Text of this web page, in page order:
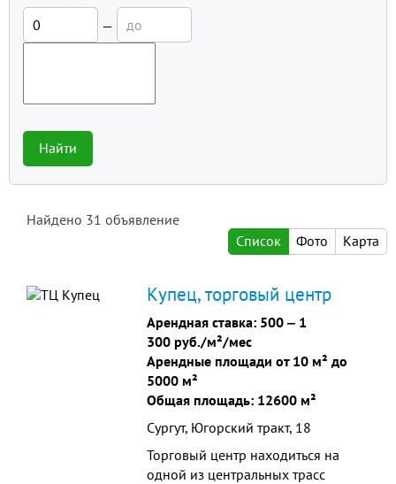
—
Найти
Найдено 31 объявление
Список
Фото Карта
Купец, торговый центр
Арендная ставка: 500 ‒ 1
300 руб./м²/мес
Арендные площади от 10 м² до
5000 м²
Общая площадь: 12600 м²
Сургут, Югорский тракт, 18
Торговый центр находиться на
одной из центральных трасс